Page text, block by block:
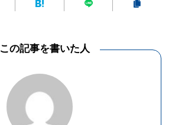
この記事を書いた人